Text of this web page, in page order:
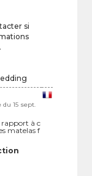
si
du 15 sept.
à c
matelas f